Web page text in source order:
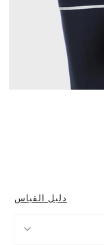
دليل القياس